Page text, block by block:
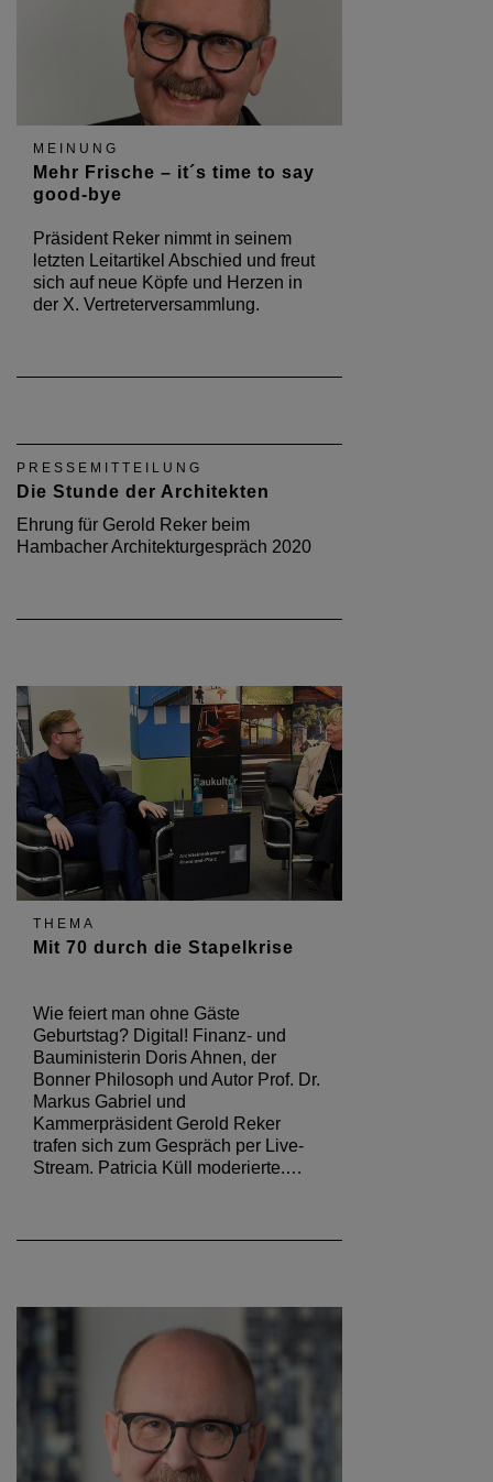
MEINUNG
Mehr Frische – it´s time to say
good-bye
Präsident Reker nimmt in seinem
letzten Leitartikel Abschied und freut
sich auf neue Köpfe und Herzen in
der X. Vertreterversammlung.
PRESSEMITTEILUNG
Die Stunde der Architekten
Ehrung für Gerold Reker beim
Hambacher Architekturgespräch 2020
THEMA
Mit 70 durch die Stapelkrise
Wie feiert man ohne Gäste
Geburtstag? Digital! Finanz- und
Bauministerin Doris Ahnen, der
Bonner Philosoph und Autor Prof. Dr.
Markus Gabriel und
Kammerpräsident Gerold Reker
trafen sich zum Gespräch per Live-
Stream. Patricia Küll moderierte.…